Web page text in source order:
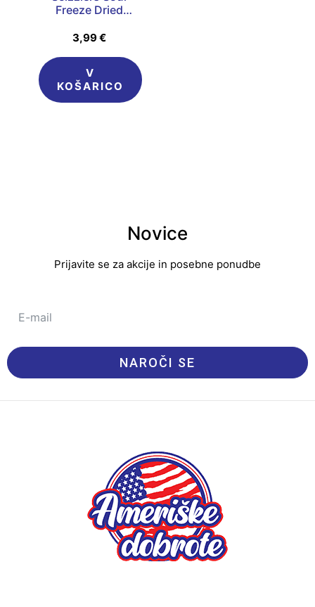
Freeze Dried
3,99€
V
KOŠARICO
Novice
Prijavite se za akcije in posebne ponudbe
NAROČI SE